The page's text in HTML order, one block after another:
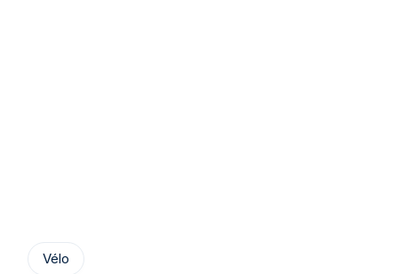
Vélo